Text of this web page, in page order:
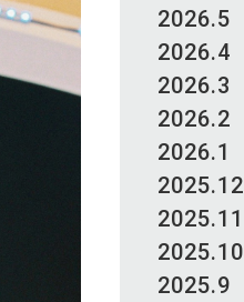
2026.5
2026.4
2026.3
2026.2
2026.1
2025.12
2025.11
2025.10
2025.9